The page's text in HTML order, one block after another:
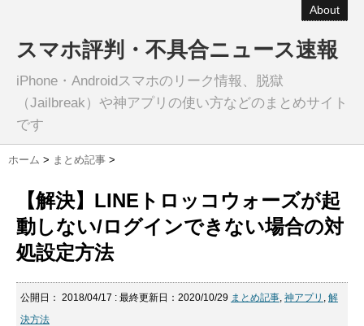
About
スマホ評判・不具合ニュース速報
iPhone・Androidスマホのリーク情報、脱獄
（Jailbreak）や神アプリの使い方などのまとめサイト
です
ホーム > まとめ記事 >
【解決】LINEトロッコウォーズが起
動しない/ログインできない場合の対
処設定方法
公開日： 2018/04/17 : 最終更新日：2020/10/29 まとめ記事, 神アプリ , 解
決方法